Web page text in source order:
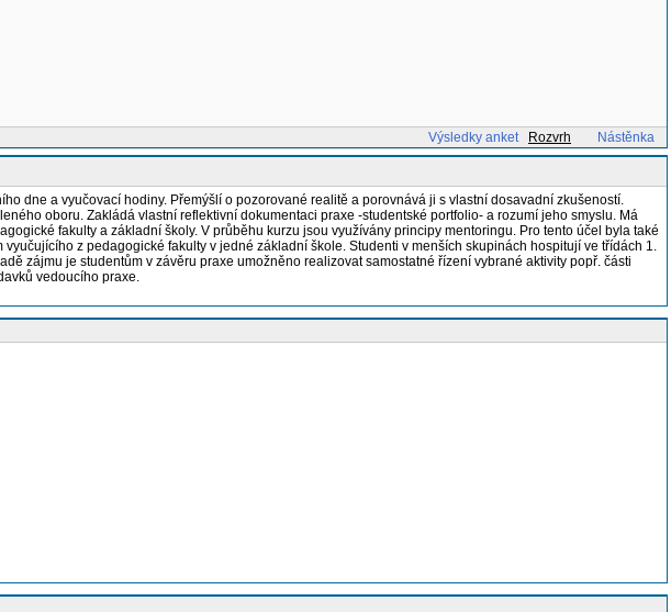
Výsledky anket Rozvrh Nástěnka
dne a vyučovací hodiny. Přemýšlí o pozorované realitě a porovnává ji s vlastní dosavadní zkušeností.
oboru. Zakládá vlastní reflektivní dokumentaci praxe -studentské portfolio- a rozumí jeho smyslu. Má
fakulty a základní školy. V průběhu kurzu jsou využívány principy mentoringu. Pro tento účel byla také
z pedagogické fakulty v jedné základní škole. Studenti v menších skupinách hospitují ve třídách 1.
zájmu je studentům v závěru praxe umožněno realizovat samostatné řízení vybrané aktivity popř. části
vedoucího praxe.